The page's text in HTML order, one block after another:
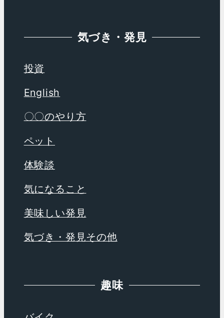
気づき・発見
投資
English
〇〇のやり方
ペット
体験談
気になること
美味しい発見
気づき・発見その他
趣味